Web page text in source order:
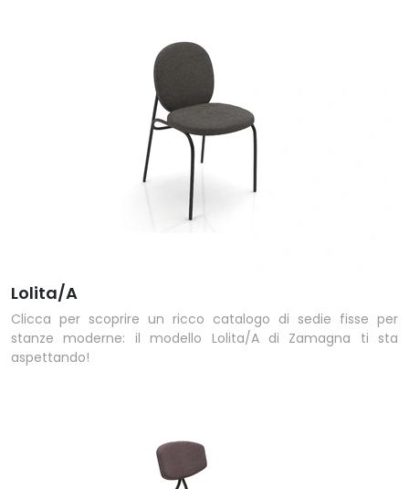
Lolita/A
Clicca per scoprire un ricco catalogo di sedie fisse per
stanze moderne: il modello Lolita/A di Zamagna ti sta
aspettando!